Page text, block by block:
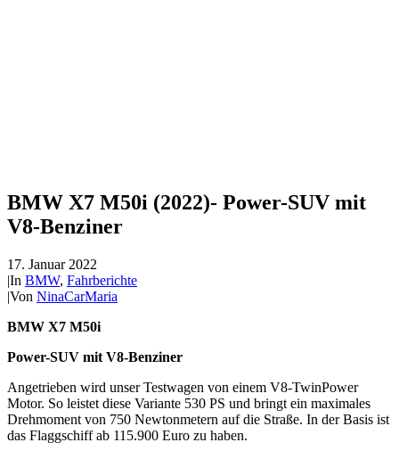
BMW X7 M50i (2022)- Power-SUV mit
V8-Benziner
17. Januar 2022
|In BMW, Fahrberichte
|Von NinaCarMaria
BMW X7 M50i
Power-SUV mit V8-Benziner
Angetrieben wird unser Testwagen von einem V8-TwinPower
Motor. So leistet diese Variante 530 PS und bringt ein maximales
Drehmoment von 750 Newtonmetern auf die Straße. In der Basis ist
das Flaggschiff ab 115.900 Euro zu haben.